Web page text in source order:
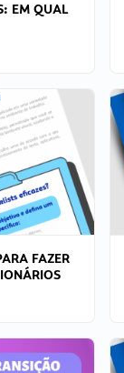
EM QUAL
FAZER